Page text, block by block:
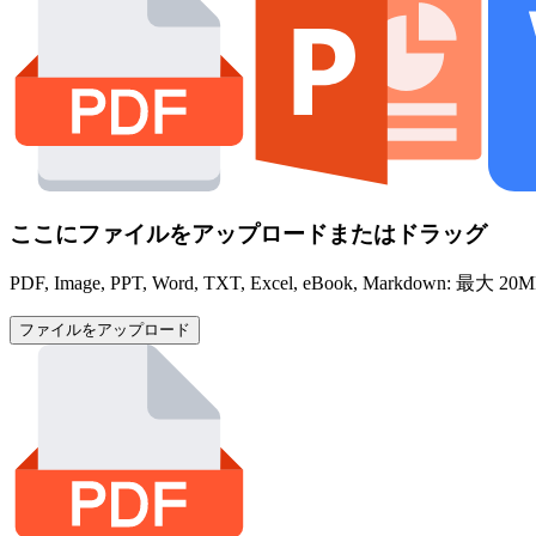
ここにファイルをアップロードまたはドラッグ
PDF, Image, PPT, Word, TXT, Excel, eBook, Markdown: 最大
ファイルをアップロード